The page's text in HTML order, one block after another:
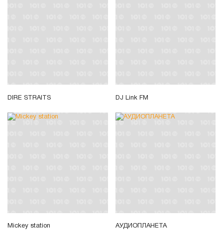
DIRE STRAITS DJ Link FM
Mickey station АУДИОПЛАНЕТА